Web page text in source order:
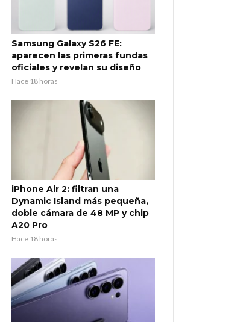
Samsung Galaxy S26 FE:
aparecen las primeras fundas
oficiales y revelan su diseño
Hace 18 horas
iPhone Air 2: filtran una
Dynamic Island más pequeña,
doble cámara de 48 MP y chip
A20 Pro
Hace 18 horas